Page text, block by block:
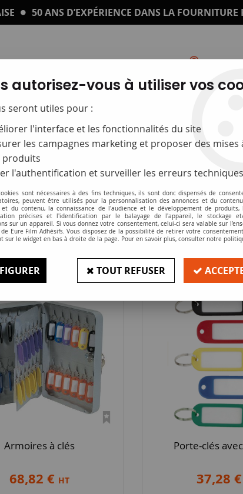
50 ANS D’EXPÉRIENCE DANS LA
Catalogue
Armoires à clés et porte-clés
Armoires à clés
68,82 € HT
Porte-clés
37,28 €
autorisez-vous à utiliser vos
seront utiles pour :
l'interface et les fonctionnalités du site
les campagnes marketing et proposer des mises
produits
l'authentification et surveiller les erreurs techniques
sont nécessaires à des fins techniques, ils sont donc dispensés de
peuvent être utilisés pour la personnalisation des annonces et du
et du contenu, la connaissance de l'audience et le développement de produits,
précises et l'identification par le balayage de l'appareil, le stockage
sur un appareil. Si vous donnez votre consentement, celui-ci sera valable sur
de Eure Film Adhésifs. Vous disposez de la possibilité de retirer votre
sur le widget en bas à droite de la page. Pour en savoir plus, consulter notre
TOUT REFUSER